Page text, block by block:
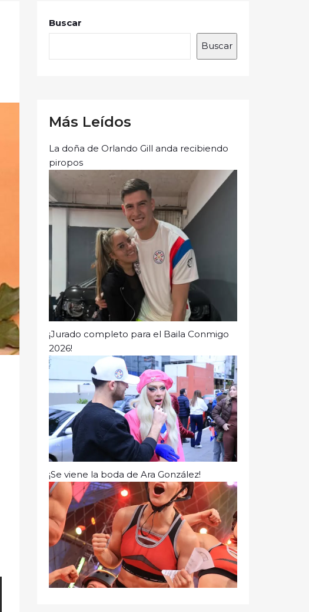
Buscar
Buscar
Más Leídos
La doña de Orlando Gill anda recibiendo
piropos
¡Jurado completo para el Baila Conmigo
2026!
¡Se viene la boda de Ara González!